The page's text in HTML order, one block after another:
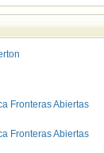
Fronteras Abiertas
Fronteras Abiertas